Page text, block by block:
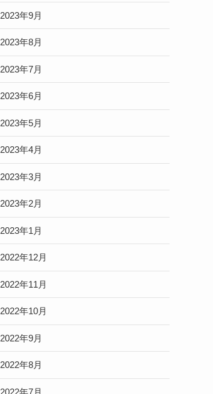
2023年9月
2023年8月
2023年7月
2023年6月
2023年5月
2023年4月
2023年3月
2023年2月
2023年1月
2022年12月
2022年11月
2022年10月
2022年9月
2022年8月
2022年7月